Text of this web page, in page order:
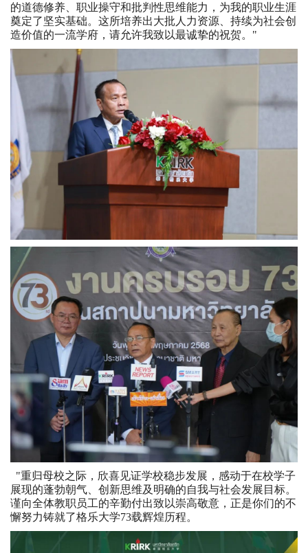
的道德修养、职业操守和批判性思维能力，为我的职业生涯
奠定了坚实基础。这所培养出大批人力资源、持续为社会创
造价值的一流学府，请允许我致以最诚挚的祝贺。"
"重归母校之际，欣喜见证学校稳步发展，感动于在校学子
展现的蓬勃朝气、创新思维及明确的自我与社会发展目标。
谨向全体教职员工的辛勤付出致以崇高敬意，正是你们的不
懈努力铸就了格乐大学73载辉煌历程。